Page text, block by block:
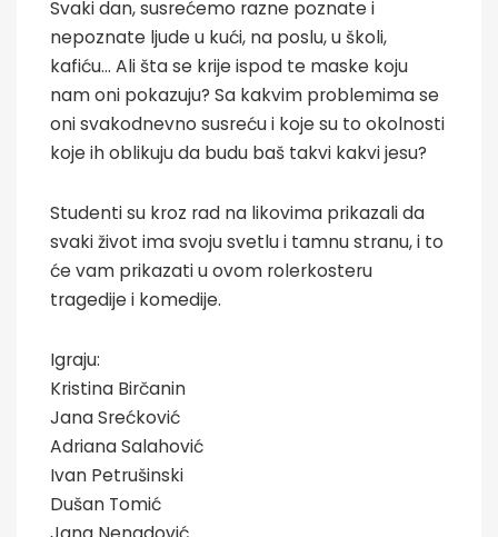
Svaki dan, susrećemo razne poznate i
nepoznate ljude u kući, na poslu, u školi,
kafiću... Ali šta se krije ispod te maske koju
nam oni pokazuju? Sa kakvim problemima se
oni svakodnevno susreću i koje su to okolnosti
koje ih oblikuju da budu baš takvi kakvi jesu?
Studenti su kroz rad na likovima prikazali da
svaki život ima svoju svetlu i tamnu stranu, i to
će vam prikazati u ovom rolerkosteru
tragedije i komedije.
Igraju:
Kristina Birčanin
Jana Srećković
Adriana Salahović
Ivan Petrušinski
Dušan Tomić